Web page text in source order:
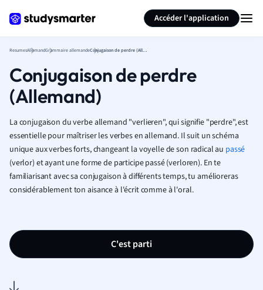
Accéder l'application
ResumesAllemandGrammaire allemande Conjugaison de perdre (Allemand)
Conjugaison de perdre
(Allemand)
La conjugaison du verbe allemand "verlieren", qui signifie "perdre", est
essentielle pour maîtriser les verbes en allemand. Il suit un schéma
unique aux verbes forts, changeant la voyelle de son radical au passé
(verlor) et ayant une forme de participe passé (verloren). En te
familiarisant avec sa conjugaison à différents temps, tu amélioreras
considérablement ton aisance à l'écrit comme à l'oral.
C'est parti
Résumer la page